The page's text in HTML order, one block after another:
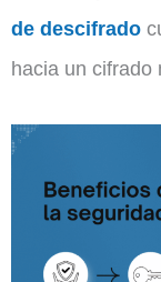
de descifrado
hacia un cifrado